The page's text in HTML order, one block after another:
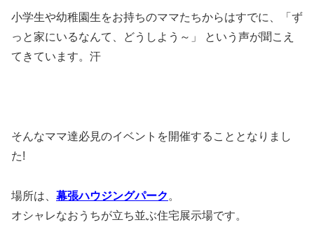
小学生や幼稚園生をお持ちのママたちからはすでに、「ず
っと家にいるなんて、どうしよう～」 という声が聞こえ
てきています。汗
そんなママ達必見のイベントを開催することとなりまし
た!
場所は、 幕張ハウジングパーク 。
オシャレなおうちが立ち並ぶ住宅展示場です。